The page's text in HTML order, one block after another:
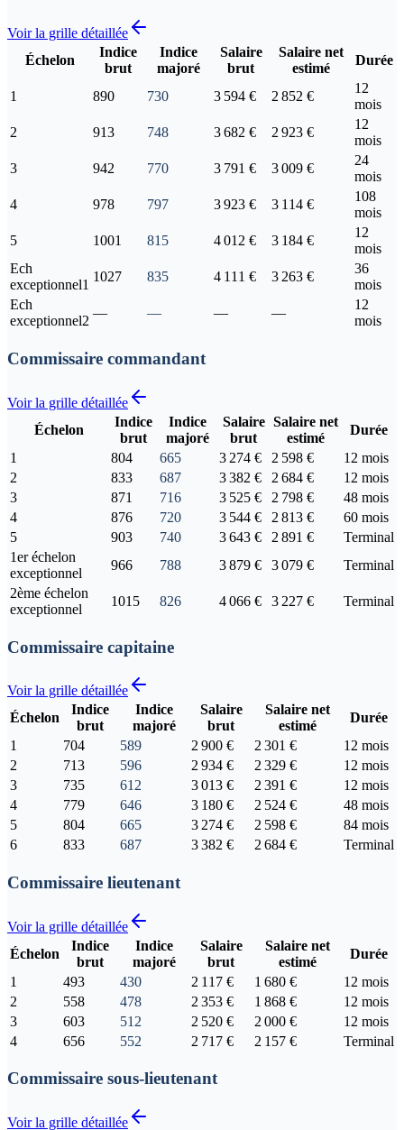
Voir la grille détaillée
Échelon
Indice
brut
Indice
majoré
Salaire
brut
Salaire net
estimé
Durée
1 890 730 3 594 € 2 852 €
12
mois
2
913 748 3 682 € 2 923 €
12
mois
3
942 770 3 791 € 3 009 €
24
mois
4
978 797 3 923 € 3 114 €
108
mois
5
1001 815 4 012 € 3 184 €
12
mois
Ech
exceptionnel1
1027 835 4 111 € 3 263 €
36
mois
Ech
exceptionnel2
— — — —
12
mois
Commissaire commandant
Voir la grille détaillée
Échelon
Indice
brut
Indice
majoré
Salaire
brut
Salaire net
estimé
Durée
1
804 665 3 274 € 2 598 €
12 mois
2
833 687 3 382 € 2 684 €
12 mois
3
871 716 3 525 € 2 798 €
48 mois
4
876 720 3 544 € 2 813 €
60 mois
5
903 740 3 643 € 2 891 €
Terminal
1er échelon
exceptionnel
966 788 3 879 € 3 079 €
Terminal
2ème échelon
exceptionnel
1015 826 4 066 € 3 227 € Terminal
Commissaire capitaine
Voir la grille détaillée
Échelon
Indice
brut
Indice
majoré
Salaire
brut
Salaire net
estimé
Durée
1
704 589 2 900 € 2 301 €
12 mois
2
713 596 2 934 € 2 329 €
12 mois
3
735 612 3 013 € 2 391 €
12 mois
4
779 646 3 180 € 2 524 €
48 mois
5
804 665 3 274 € 2 598 €
84 mois
6
833 687 3 382 € 2 684 € Terminal
Commissaire lieutenant
Voir la grille détaillée
Échelon
Indice
brut
Indice
majoré
Salaire
brut
Salaire net
estimé
Durée
1
493 430 2 117 € 1 680 €
12 mois
2
558 478 2 353 € 1 868 €
12 mois
3
603 512 2 520 € 2 000 €
12 mois
4
656 552 2 717 € 2 157 € Terminal
Commissaire sous-lieutenant
Voir la grille détaillée